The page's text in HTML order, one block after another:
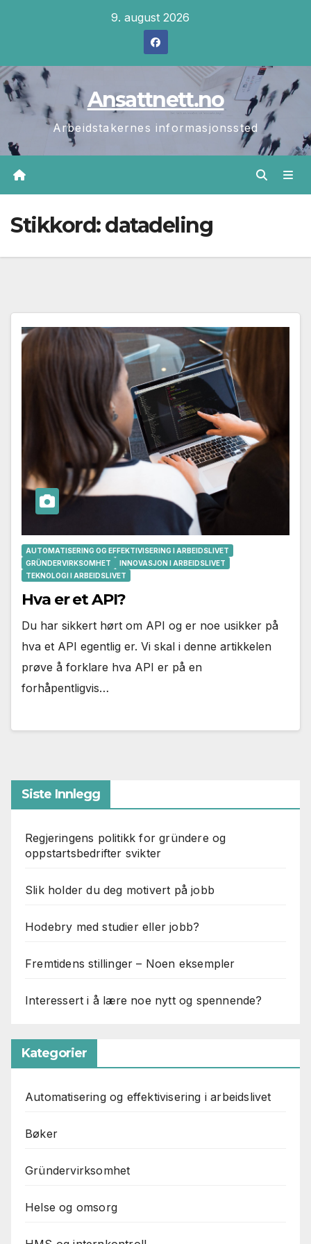
9. august 2026
Ansattnett.no
Arbeidstakernes informasjonssted
Stikkord:datadeling
AUTOMATISERING OG EFFEKTIVISERING I ARBEIDSLIVET
GRÜNDERVIRKSOMHET
INNOVASJON I ARBEIDSLIVET
TEKNOLOGI I ARBEIDSLIVET
Hva er et API?
Du har sikkert hørt om API og er noe usikker på
hva et API egentlig er. Vi skal i denne artikkelen
prøve å forklare hva API er på en
forhåpentligvis…
Siste Innlegg
Regjeringens politikk for gründere og
oppstartsbedrifter svikter
Slik holder du deg motivert på jobb
Hodebry med studier eller jobb?
Fremtidens stillinger – Noen eksempler
Interessert i å lære noe nytt og spennende?
Kategorier
Automatisering og effektivisering i arbeidslivet
Bøker
Gründervirksomhet
Helse og omsorg